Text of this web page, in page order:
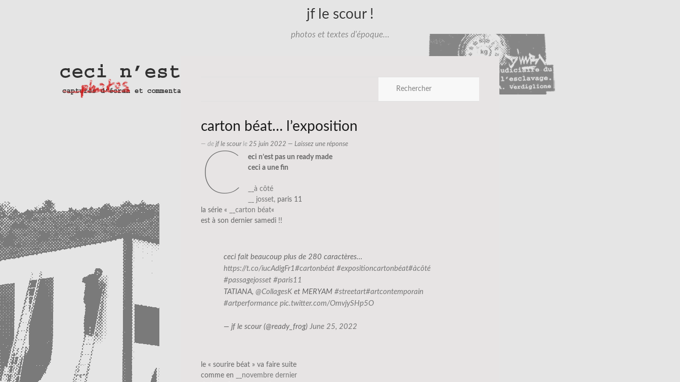
jf le scour !
photos et textes d'époque…
carton béat… l’exposition
— de jf le scourle 25 juin 2022 — Laissez une réponse
c
eci n’est pas un ready made
ceci a une fin
__à côté
__ josset,paris 11
la série «
__carton béat«
est à son dernier samedi !!
ceci fait beaucoup plus de 280 caractères…
https://t.co/iucAdigFr1 #cartonbéat #expositioncartonbéat#àcôté
#passagejosset #paris11
TATIANA, @CollagesK et MERYAM #streetart#artcontemporain
#artperformance pic.twitter.com/OmvjySHp5O
— jf le scour (@ready_frog) June 25, 2022
le « sourire béat » va faire suite
comme en
__novembre dernier